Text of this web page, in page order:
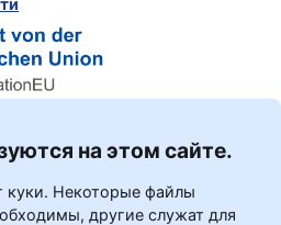
на этом сайте.
куки. Некоторые файлы
другие служат для